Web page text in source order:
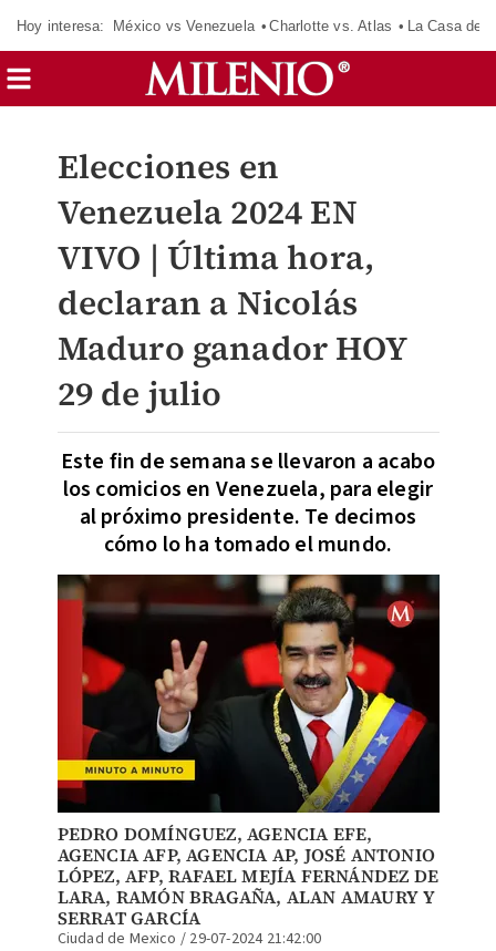
Hoy interesa: México vs Venezuela Charlotte vs. Atlas La Casa de
Elecciones en
Venezuela 2024 EN
VIVO | Última hora,
declaran a Nicolás
Maduro ganador HOY
29 de julio
Este fin de semana se llevaron a acabo
los comicios en Venezuela, para elegir
al próximo presidente. Te decimos
cómo lo ha tomado el mundo.
PEDRO DOMÍNGUEZ, AGENCIA EFE,
AGENCIA AFP,AGENCIA AP, JOSÉ ANTONIO
LÓPEZ, AFP, RAFAEL MEJÍA FERNÁNDEZ DE
LARA, RAMÓN BRAGAÑA, ALAN AMAURY Y
SERRAT GARCÍA
Ciudad de Mexico / 29-07-2024 21:42:00